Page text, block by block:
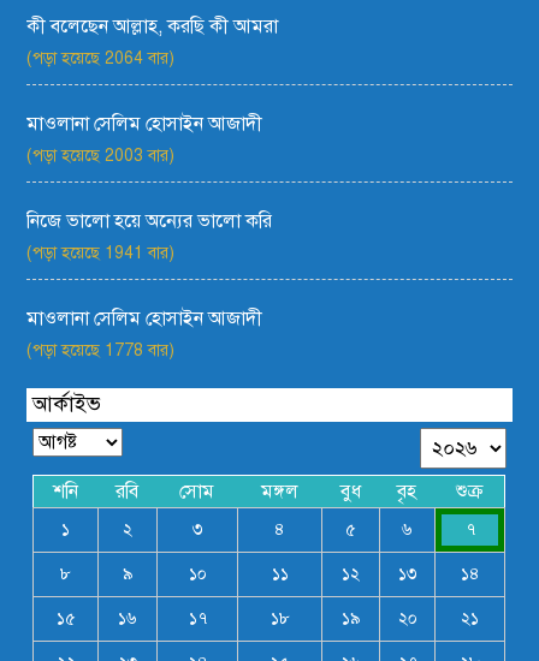
কী বলেছেন আল্লাহ, করছি কী আমরা
(পড়া হয়েছে 2064 বার)
মাওলানা সেলিম হোসাইন আজাদী
(পড়া হয়েছে 2003 বার)
নিজে ভালো হয়ে অন্যের ভালো করি
(পড়া হয়েছে 1941 বার)
মাওলানা সেলিম হোসাইন আজাদী
(পড়া হয়েছে 1778 বার)
আর্কাইভ
শনি রবি সোম মঙ্গল বুধ বৃহ শুক্র
১ ২ ৩ ৪ ৫ ৬ ৭
৮ ৯ ১০ ১১ ১২ ১৩ ১৪
১৫ ১৬ ১৭ ১৮ ১৯ ২০ ২১